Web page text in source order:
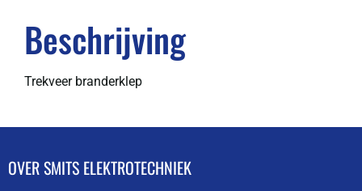
Beschrijving
Trekveer branderklep
OVER SMITS ELEKTROTECHNIEK